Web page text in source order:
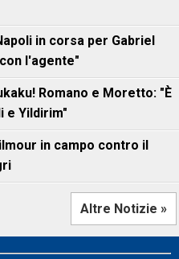
in corsa per Gabriel
l'agente"
Romano e Moretto: "È
e Yildirim"
in campo contro il
Altre Notizie »